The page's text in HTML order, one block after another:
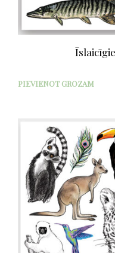
PIEVIENOT GROZAM